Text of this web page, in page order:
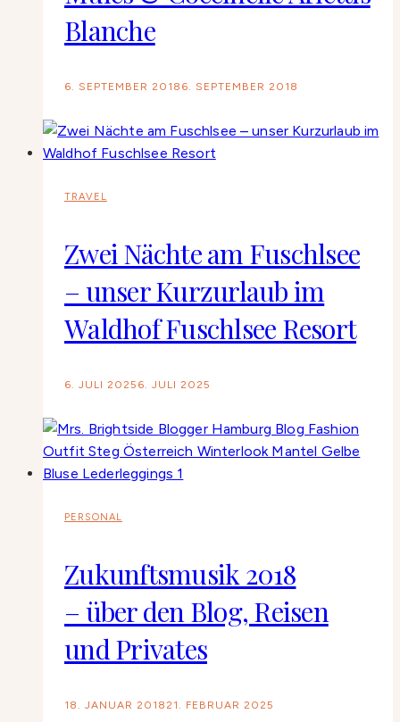
Blanche
6. SEPTEMBER 2018 6. SEPTEMBER 2018
TRAVEL
Zwei Nächte am Fuschlsee
– unser Kurzurlaub im
Waldhof Fuschlsee Resort
6. JULI 2025 6. JULI 2025
PERSONAL
Zukunftsmusik 2018
– über den Blog, Reisen
und Privates
18. JANUAR 2018 21. FEBRUAR 2025